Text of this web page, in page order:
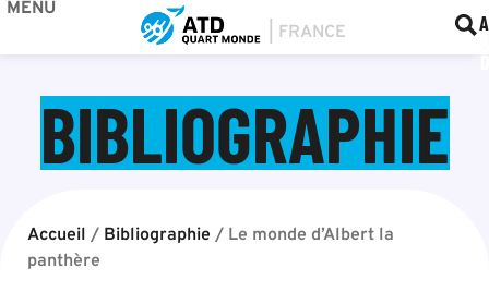
MENU
BIBLIOGRAPHIE
Accueil / Bibliographie / Le monde d’Albert la
panthère